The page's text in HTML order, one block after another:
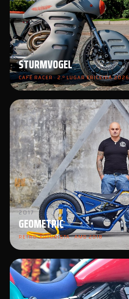
2018
STURMVOGEL
CAFÉ RACER · 2.º LUGAR ERICEIRA 2026
2017
GEOMETRIC
RETRO-FUTURISTA · AMD 2018